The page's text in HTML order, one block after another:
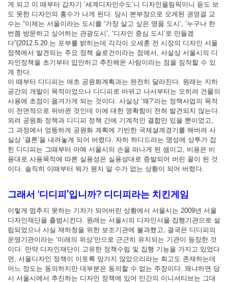
게 되고 이 때부터 갑자기 ‘세계디자인수도’니 디자인올림픽이니 듣도 보
도 못한 디자인의 홍수가 나게 된다. 당시 본부장으로 오게된 권영걸 교
수는 “이제는 서울이라는 도시를 ‘가장 살고 싶은 명품 도시’, ‘누구나 한
번쯤 방문하고 싶어하는 관광도시’, ‘디자인 중심 도시’로 만들겠
다”(2012.5.20.는 포부를 밝히는데 각각이 오세훈 전 시장의 디자인 서울
정책에서 발견되는 주요 정책 슬로건이라는 점에서, 사실상 서울시의 디
자인정책을 초기부터 입안하고 추진해온 사람이라는 점을 짐작할 수 있
게 한다.
이 때부터 디디피는 애초 공원화계획과는 완전히 달라진다. 원래는 지하
공간의 개발이 목적이었으나 디디피로 바뀌고 나서부터는 오히려 건물의
사용에 초점이 옮겨가게 되는 것이다. 사실상 ‘왜?’라는 정책사업의 목적
이 전면적으로 뒤바뀐 것인데 이에 대한 명확함이 전혀 발견되지 않는다.
외려 공원화 정책과 디디피 정책 간에 기계적인 결합만 있을 뿐이었고,
그 과정에서 엉뚱하게 공원화 계획에 기반한 국제설계경기를 해버려 사
실상 ‘결론’을 내려놓게 되어 버렸다. 자하 하디드라는 명성에 상투가 잡
힌 디디피는 그때부터 아예 서울시의 손을 떠나게 된 셈이고, 비용은 비
용대로 사용목적에 따른 실용성은 실용성대로 증발되어 버린 꼴이 된 것
이다. 솔직히 이때부터 뭐가 뭔지 알 수가 없는 상황이 되어 버렸다.
그래서 ‘디디피’입니까? 디디피라는 치킨게임
이렇게 멈추지 못하는 기차가 되어버린 상황에서 서울시는 2009년 서울
디자인재단을 출범시킨다. 원래는 서울시의 디자인서울 집행기관으로 설
립되었으나 사실 재하청을 위한 보조기관에 불과했고, 결국은 디디피의
운영기관이라는 ‘미래의 위상’만으로 근근히 유지되는 기관이 등장한 것
이다. 만약 디자인재단이 고유한 정책수립 및 집행 기능을 가지고 있었다
면, 서울디자인 정책이 이토록 망가지 않았으리라는 회고도 존재하는데
어느 정도는 동의하지만 대부분은 동의할 수 없는 주장이다. 왜냐하면 당
시 서울시에서 추진하는 디자인 정책에 있어 민간의 이니셔티브는 그대